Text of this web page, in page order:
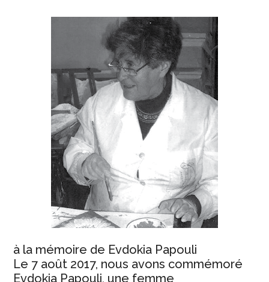
à la mémoire de Evdokia Papouli
Le 7 août 2017, nous avons commémoré
Evdokia Papouli, une femme